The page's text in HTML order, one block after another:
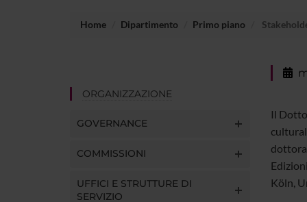
Home Dipartimento Primo piano
ORGANIZZAZIONE
GOVERNANCE
COMMISSIONI
UFFICI E STRUTTURE DI
SERVIZIO
Il
Köln,